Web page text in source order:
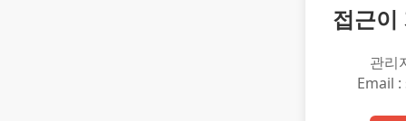
접근이
관리
Email